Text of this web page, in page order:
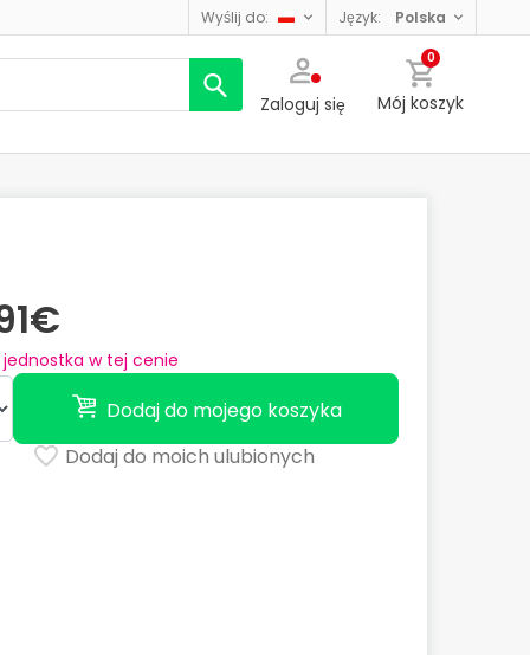
wyślij do: język: polska
Zaloguj się
0
Mój koszyk
jednostka w tej cenie
Dodaj do mojego koszyka
Dodaj do moich ulubionych